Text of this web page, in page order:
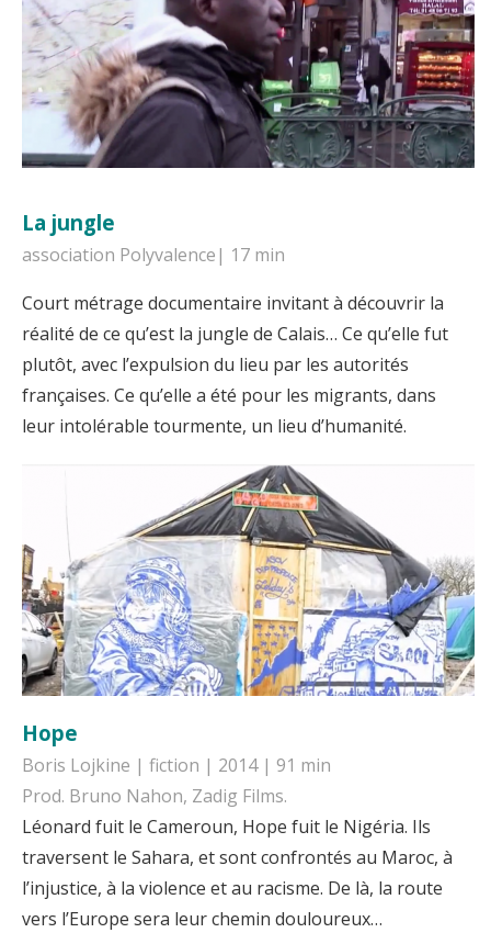
La jungle
association Polyvalence| 17 min
Court métrage documentaire invitant à découvrir la
réalité de ce qu’est la jungle de Calais… Ce qu’elle fut
plutôt, avec l’expulsion du lieu par les autorités
françaises. Ce qu’elle a été pour les migrants, dans
leur intolérable tourmente, un lieu d’humanité.
Hope
Boris Lojkine | fiction | 2014 | 91 min
Prod. Bruno Nahon, Zadig Films.
Léonard fuit le Cameroun, Hope fuit le Nigéria. Ils
traversent le Sahara, et sont confrontés au Maroc, à
l’injustice, à la violence et au racisme. De là, la route
vers l’Europe sera leur chemin douloureux…